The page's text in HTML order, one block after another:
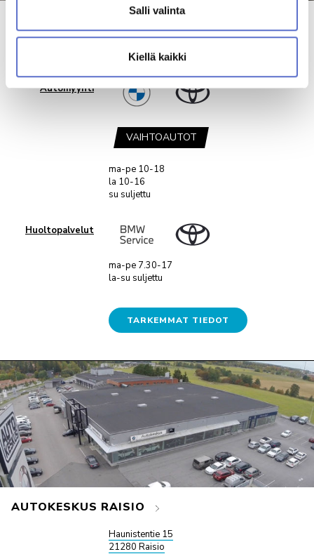
Salli valinta
Kiellä kaikki
13130 Hämeenlinna
Automyynti
VAIHTOAUTOT
ma-pe 10-18
la 10-16
su suljettu
Huoltopalvelut
ma-pe 7.30-17
la-su suljettu
TARKEMMAT TIEDOT
AUTOKESKUS RAISIO
Haunistentie 15
21280 Raisio